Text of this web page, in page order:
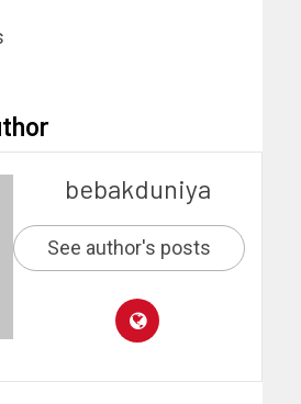
bebakduniya
See author's posts